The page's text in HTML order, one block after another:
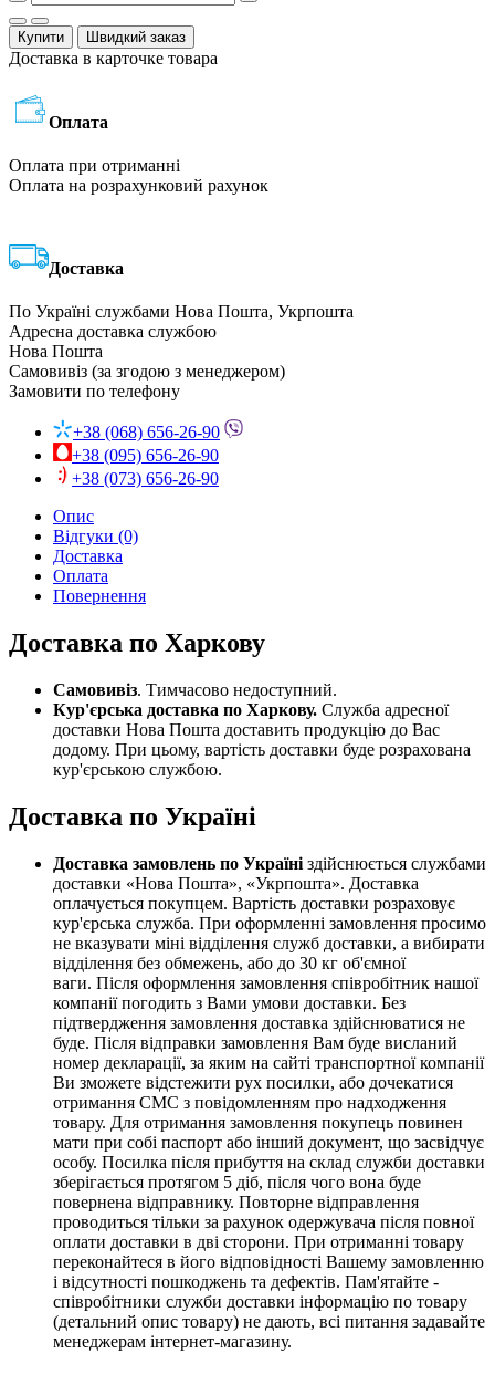
Купити Швидкий заказ
Доставка в карточке товара
Оплата
Оплата при отриманні
Оплата на розрахунковий рахунок
Доставка
По Україні службами Нова Пошта, Укрпошта
Адресна доставка службою
Нова Пошта
Самовивіз (за згодою з менеджером)
Замовити по телефону
+38 (068) 656-26-90
+38 (095) 656-26-90
+38 (073) 656-26-90
Опис
Відгуки (0)
Доставка
Оплата
Повернення
Доставка по Харкову
Самовивіз. Тимчасово недоступний.
Кур'єрська доставка по Харкову. Служба адресної
доставки Нова Пошта доставить продукцію до Вас
додому. При цьому, вартість доставки буде розрахована
кур'єрською службою.
Доставка по Україні
Доставка замовлень по Україні здійснюється службами
доставки «Нова Пошта», «Укрпошта». Доставка
оплачується покупцем. Вартість доставки розраховує
кур'єрська служба. При оформленні замовлення просимо
не вказувати міні відділення служб доставки, а вибирати
відділення без обмежень, або до 30 кг об'ємної
ваги. Після оформлення замовлення співробітник нашої
компанії погодить з Вами умови доставки. Без
підтвердження замовлення доставка здійснюватися не
буде. Після відправки замовлення Вам буде висланий
номер декларації, за яким на сайті транспортної компанії
Ви зможете відстежити рух посилки, або дочекатися
отримання СМС з повідомленням про надходження
товару. Для отримання замовлення покупець повинен
мати при собі паспорт або інший документ, що засвідчує
особу. Посилка після прибуття на склад служби доставки
зберігається протягом 5 діб, після чого вона буде
повернена відправнику. Повторне відправлення
проводиться тільки за рахунок одержувача після повної
оплати доставки в дві сторони. При отриманні товару
переконайтеся в його відповідності Вашему замовленню
і відсутності пошкоджень та дефектів. Пам'ятайте -
співробітники служби доставки інформацію по товару
(детальний опис товару) не дають, всі питання задавайте
менеджерам інтернет-магазину.